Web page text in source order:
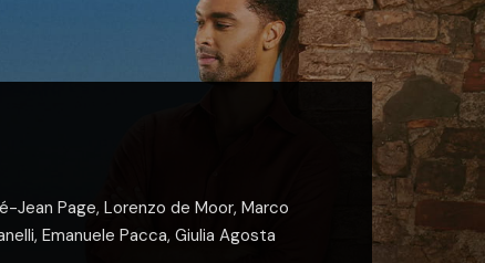
Jean Page, Lorenzo de Moor, Marco
, Emanuele Pacca, Giulia Agosta